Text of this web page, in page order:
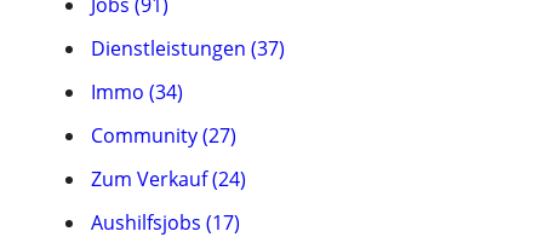
Dienstleistungen (37)
Immo (34)
Community (27)
Zum Verkauf (24)
Aushilfsjobs (17)